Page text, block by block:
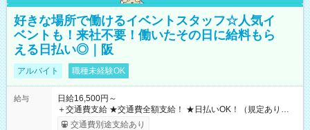
好きな場所で働けるイベントスタッフ☆人気イ
ベントも！来社不要！働いたその日に給料もら
える日払い◎｜阪
アルバイト 職種未経験OK
給与
日給16,500円～
＋交通費支給 ★交通費全額支給！ ★日払いOK！（規定あり） ┗
働いたその日に現金GET♪ お仕事後はコンビニATMから 日払
交通費別途支給あり